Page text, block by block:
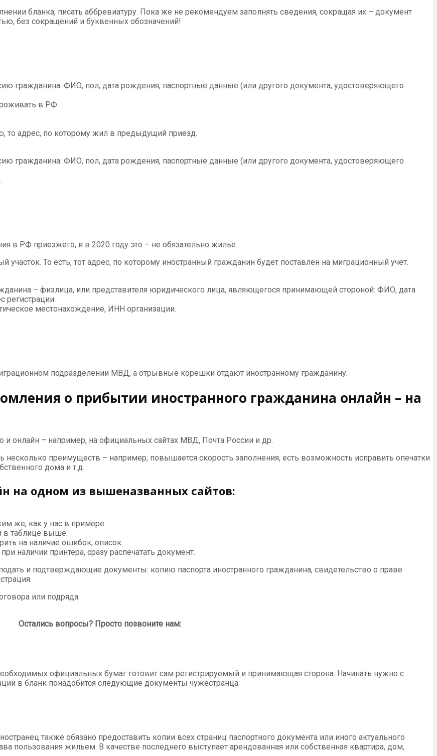
бланка, писать аббревиатуру. Пока же не рекомендуем заполнять сведения, сокращая их – документ
без сокращений и буквенных обозначений!
гражданина: ФИО, пол, дата рождения, паспортные данные (или другого документа, удостоверяющего
в РФ
то адрес, по которому жил в предыдущий приезд.
гражданина: ФИО, пол, дата рождения, паспортные данные (или другого документа, удостоверяющего
в РФ приезжего, и в 2020 году это – не обязательно жилье.
То есть, тот адрес, по которому иностранный гражданин будет поставлен на миграционный учет.
– физлица, или представителя юридического лица, являющегося принимающей стороной: ФИО, дата
регистрации.
местонахождение, ИНН организации.
подразделении МВД, а отрывные корешки отдают иностранному гражданину.
о прибытии иностранного гражданина онлайн – на
онлайн – например, на официальных сайтах МВД, Почта России и др.
несколько преимуществ – например, повышается скорость заполнения, есть возможность исправить опечатки
дома и т.д.
на одном из вышеназванных сайтов:
же, как у нас в примере.
в таблице выше.
на наличие ошибок, описок.
наличии принтера, сразу распечатать документ.
и подтверждающие документы: копию паспорта иностранного гражданина, свидетельство о праве
или подряда.
Остались вопросы? Просто позвоните нам:
официальных бумаг готовит сам регистрируемый и принимающая сторона. Начинать нужно с
в бланк понадобится следующие документы чужестранца:
также обязано предоставить копии всех страниц паспортного документа или иного актуального
пользования жильем. В качестве последнего выступает арендованная или собственная квартира, дом,